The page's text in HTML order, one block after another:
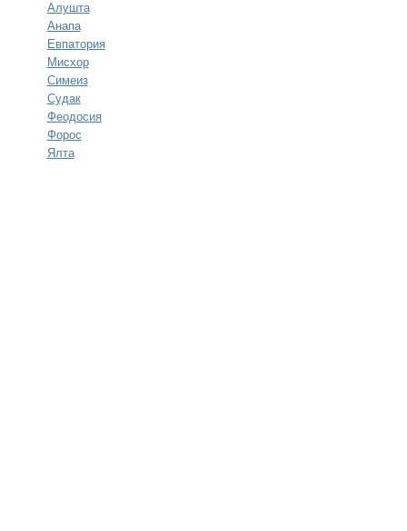
Алушта
Анапа
Евпатория
Мисхор
Симеиз
Судак
Феодосия
Форос
Ялта